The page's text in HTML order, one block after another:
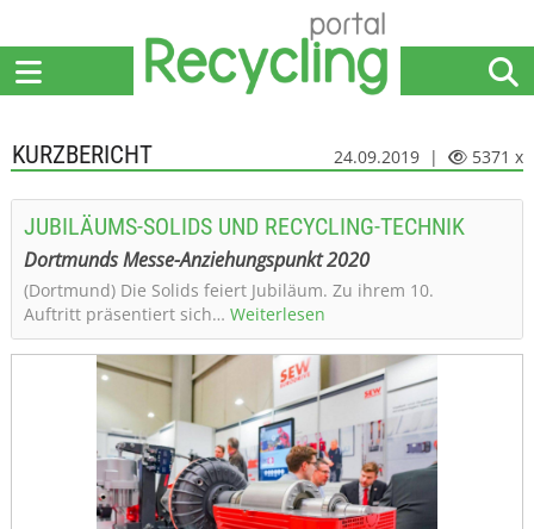
KURZBERICHT 24.09.2019 | 5371 x
JUBILÄUMS-SOLIDS UND RECYCLING-TECHNIK
Dortmunds Messe-Anziehungspunkt 2020
(Dortmund) Die Solids feiert Jubiläum. Zu ihrem 10.
Auftritt präsentiert sich… Weiterlesen